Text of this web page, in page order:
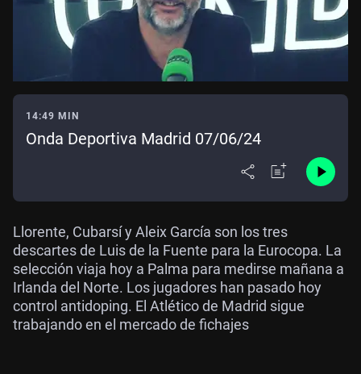
14:49 MIN
Onda Deportiva Madrid 07/06/24
Llorente, Cubarsí y Aleix García son los tres
descartes de Luis de la Fuente para la Eurocopa. La
selección viaja hoy a Palma para medirse mañana a
Irlanda del Norte. Los jugadores han pasado hoy
control antidoping. El Atlético de Madrid sigue
trabajando en el mercado de fichajes